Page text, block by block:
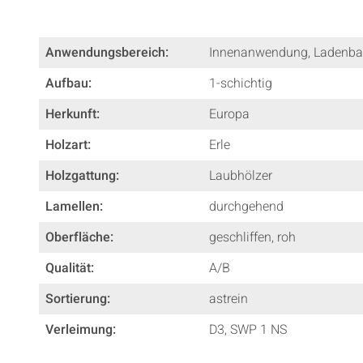
Anwendungsbereich: Innenanwendung,
Aufbau:
1-schichtig
Herkunft:
Europa
Holzart:
Erle
Holzgattung:
Laubhölzer
Lamellen:
durchgehend
Oberfläche:
geschliffen, roh
Qualität:
A/B
Sortierung:
astrein
Verleimung:
D3, SWP 1 NS